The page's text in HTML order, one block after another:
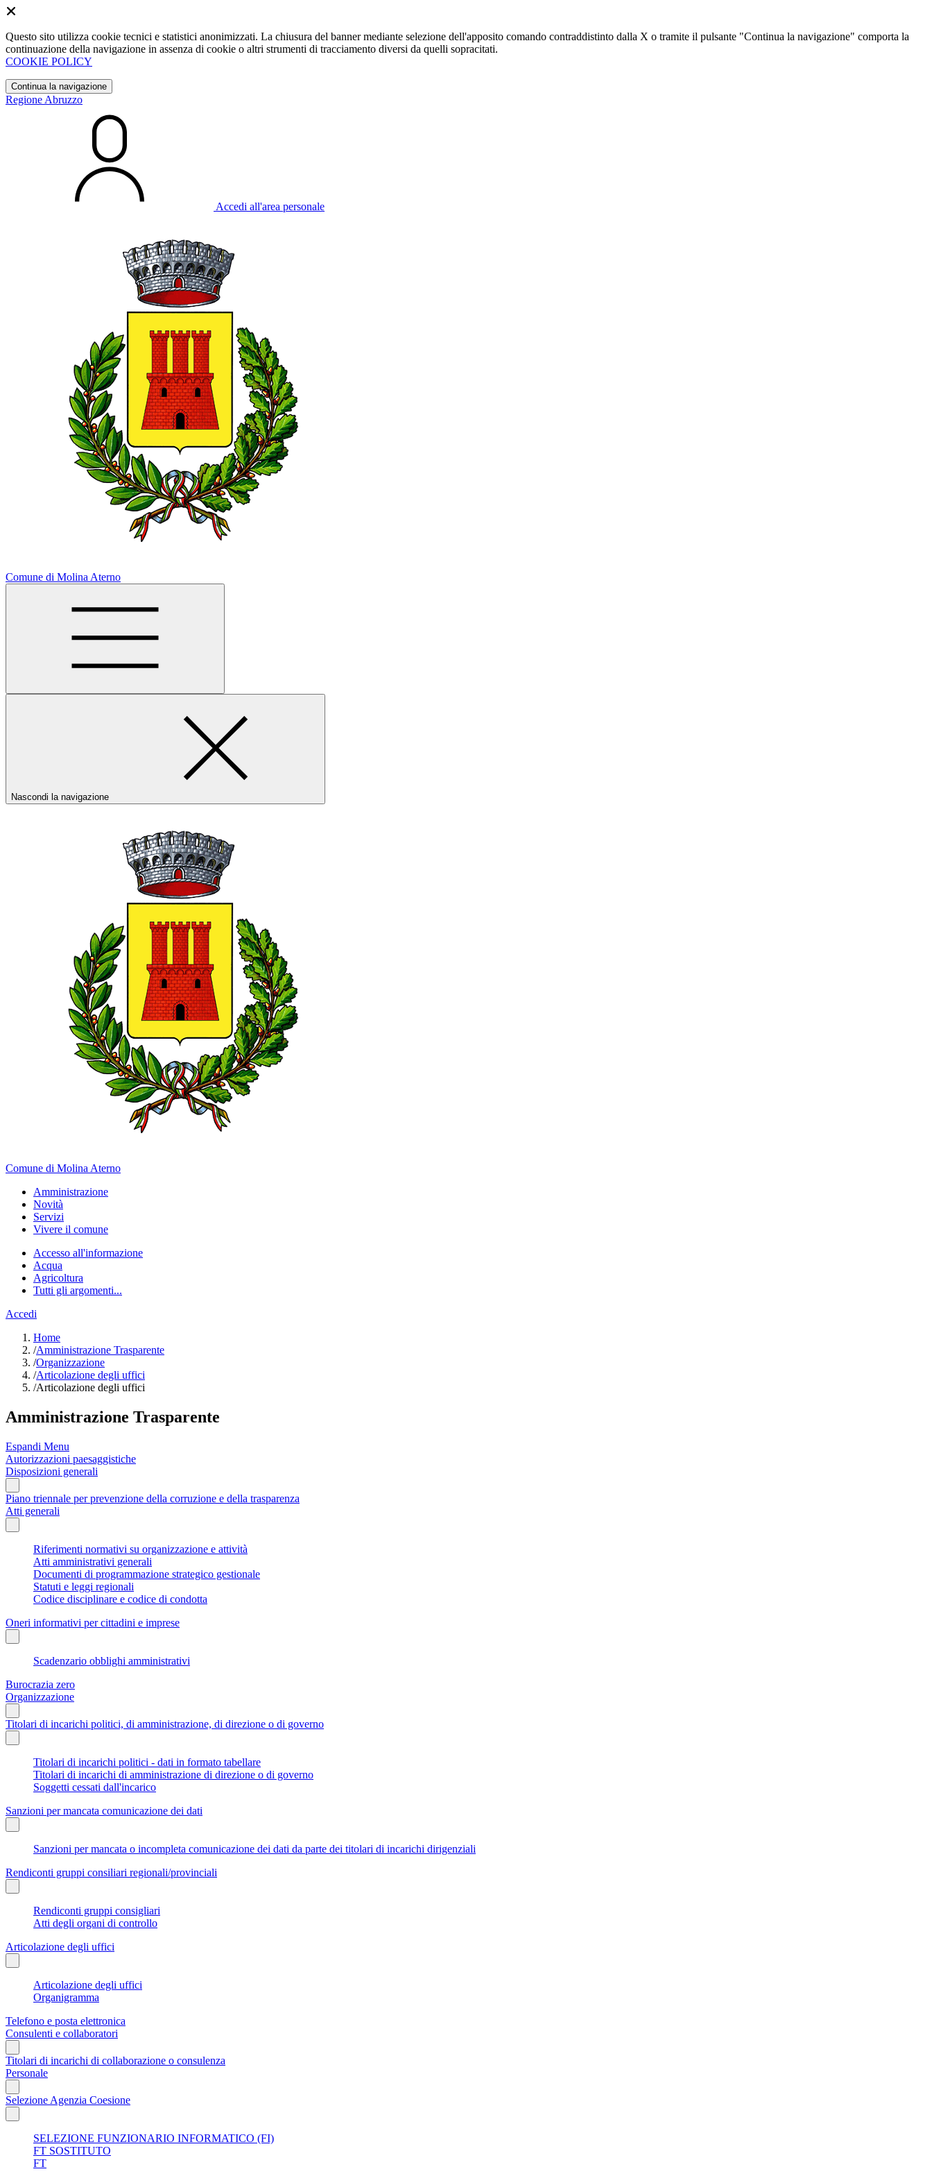
Questo sito utilizza cookie tecnici e statistici anonimizzati. La chiusura del banner mediante selezione dell'apposito comando contraddistinto dalla X o tramite il pulsante "Continua la navigazione" comporta la
continuazione della navigazione in assenza di cookie o altri strumenti di tracciamento diversi da quelli sopracitati.
COOKIE POLICY
Continua la navigazione
Regione Abruzzo
Accedi all'area personale
Comune di Molina Aterno
Nascondi la navigazione
Comune di Molina Aterno
Amministrazione
Novità
Servizi
Vivere il comune
Accesso all'informazione
Acqua
Agricoltura
Tutti gli argomenti...
Accedi
Home
/Amministrazione Trasparente
/Organizzazione
/Articolazione degli uffici
/Articolazione degli uffici
Amministrazione Trasparente
Espandi Menu
Autorizzazioni paesaggistiche
Disposizioni generali
Piano triennale per prevenzione della corruzione e della trasparenza
Atti generali
Riferimenti normativi su organizzazione e attività
Atti amministrativi generali
Documenti di programmazione strategico gestionale
Statuti e leggi regionali
Codice disciplinare e codice di condotta
Oneri informativi per cittadini e imprese
Scadenzario obblighi amministrativi
Burocrazia zero
Organizzazione
Titolari di incarichi politici, di amministrazione, di direzione o di governo
Titolari di incarichi politici - dati in formato tabellare
Titolari di incarichi di amministrazione di direzione o di governo
Soggetti cessati dall'incarico
Sanzioni per mancata comunicazione dei dati
Sanzioni per mancata o incompleta comunicazione dei dati da parte dei titolari di incarichi dirigenziali
Rendiconti gruppi consiliari regionali/provinciali
Rendiconti gruppi consigliari
Atti degli organi di controllo
Articolazione degli uffici
Articolazione degli uffici
Organigramma
Telefono e posta elettronica
Consulenti e collaboratori
Titolari di incarichi di collaborazione o consulenza
Personale
Selezione Agenzia Coesione
SELEZIONE FUNZIONARIO INFORMATICO (FI)
FT SOSTITUTO
FT